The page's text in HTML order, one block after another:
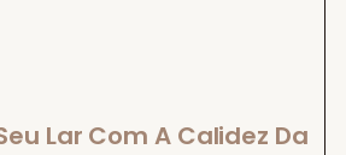
Lar Com A Calidez Da